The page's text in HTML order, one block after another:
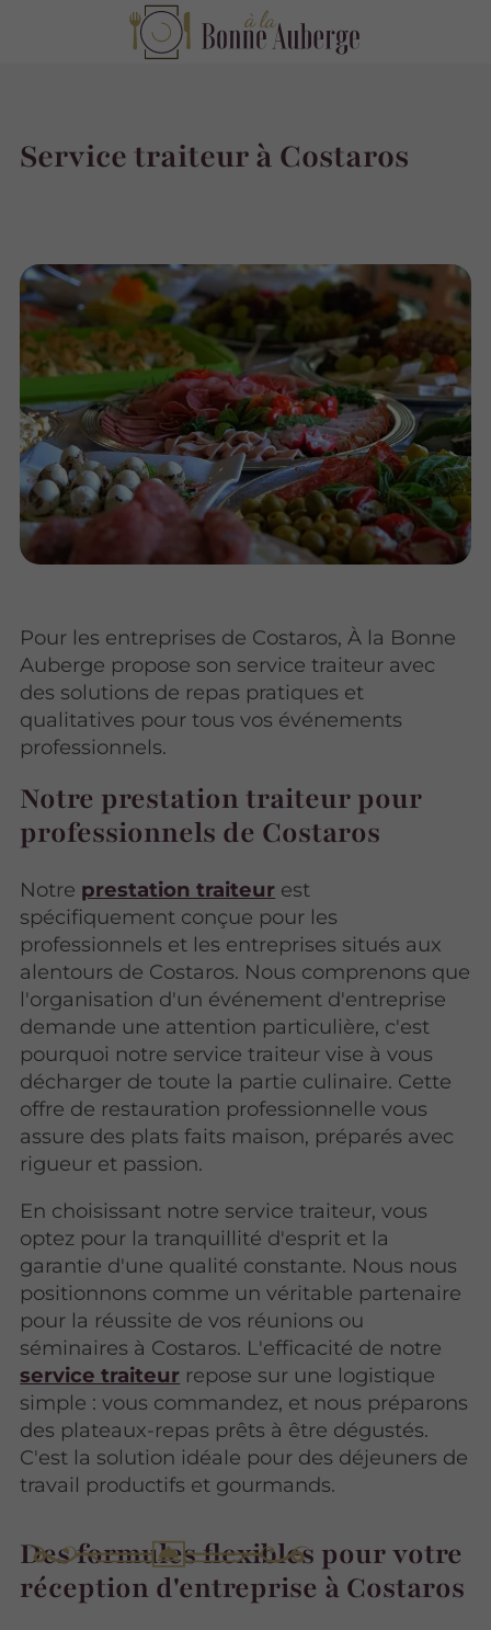
Service traiteur à Costaros
Pour les entreprises de Costaros, À la Bonne
Auberge propose son service traiteur avec
des solutions de repas pratiques et
qualitatives pour tous vos événements
professionnels.
Notre prestation traiteur pour
professionnels de Costaros
Notre prestation traiteur est
spécifiquement conçue pour les
professionnels et les entreprises situés aux
alentours de Costaros. Nous comprenons que
l'organisation d'un événement d'entreprise
demande une attention particulière, c'est
pourquoi notre service traiteur vise à vous
décharger de toute la partie culinaire. Cette
offre de restauration professionnelle vous
assure des plats faits maison, préparés avec
rigueur et passion.
En choisissant notre service traiteur, vous
optez pour la tranquillité d'esprit et la
garantie d'une qualité constante. Nous nous
positionnons comme un véritable partenaire
pour la réussite de vos réunions ou
séminaires à Costaros. L'efficacité de notre
service traiteur repose sur une logistique
simple : vous commandez, et nous préparons
des plateaux-repas prêts à être dégustés.
C'est la solution idéale pour des déjeuners de
travail productifs et gourmands.
Des formules flexibles pour votre
réception d'entreprise à Costaros